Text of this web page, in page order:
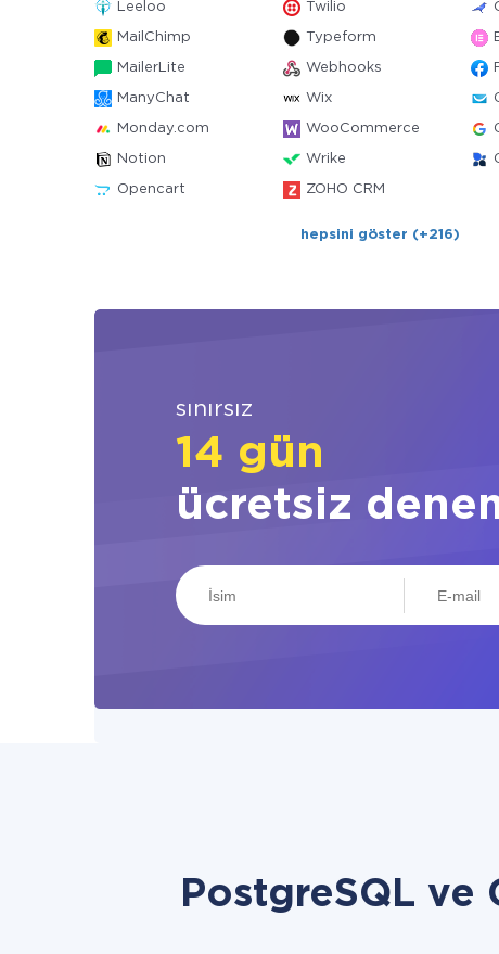
Leeloo Twilio
MailChimp Typeform
MailerLite Webhooks
ManyChat Wix
Monday.com WooCommerce
Notion Wrike
Opencart ZOHO CRM
hepsini göster (+216)
sınırsız
14 gün
ücretsiz
PostgreSQL ve